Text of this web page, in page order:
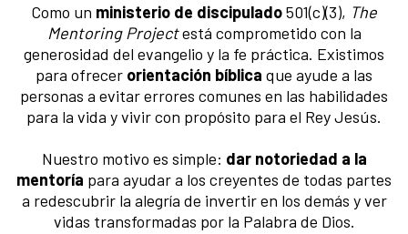
Como un ministerio de discipulado501(c)(3), The
Mentoring Projectestá comprometido con la
generosidad del evangelio y la fe práctica. Existimos
para ofrecer orientación bíblica que ayude a las
personas a evitar errores comunes en las habilidades
para la vida y vivir con propósito para el Rey Jesús.
Nuestro motivo es simple: dar notoriedad a la
mentoría para ayudar a los creyentes de todas partes
a redescubrir la alegría de invertir en los demás y ver
vidas transformadas por la Palabra de Dios.